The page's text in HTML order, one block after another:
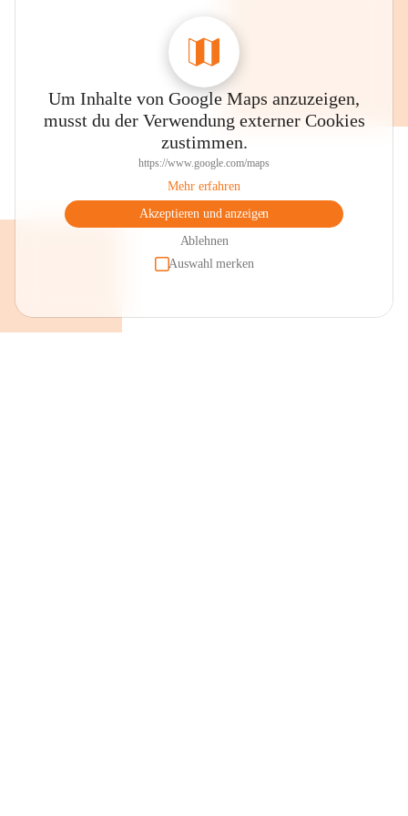
Um Inhalte von Google Maps anzuzeigen,
musst du der Verwendung externer Cookies
zustimmen.
https://www.google.com/maps
Mehr erfahren
Akzeptieren und anzeigen
Ablehnen
Auswahl merken